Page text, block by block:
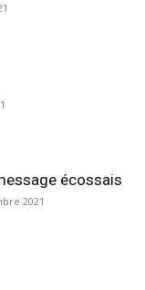
écossais
2021